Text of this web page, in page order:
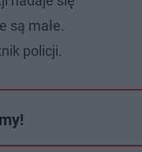
są małe.
policji.